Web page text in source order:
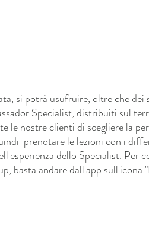
si potrà usufruire, oltre che dei
Specialist, distribuiti sul
le nostre clienti di scegliere la
prenotare le lezioni con i
dello Specialist. Per
basta andare dall'app sull'icona